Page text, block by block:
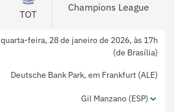
TOT
Champions League
quarta-feira, 28 de janeiro de 2026, às 17h
(de Brasília)
Deutsche Bank Park, em Frankfurt (ALE)
Gil Manzano (ESP)